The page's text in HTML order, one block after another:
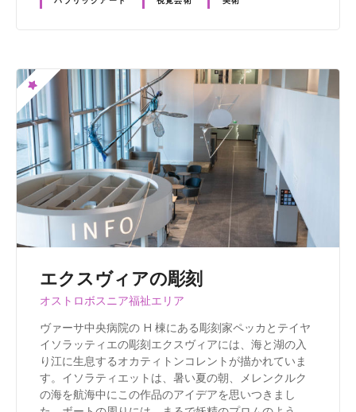
エクスヴィアの彫刻
オストロボスニア福祉エリア
ヴァーサ中央病院の H 棟にある彫刻家ペッカとテイヤ
イソラッティエの彫刻エクスヴィアには、海と湖の入
り江に生息するオカティトンコレントが描かれていま
す。イソラティエットは、暑い夏の朝、メレンクルク
の海を航海中にこの作品のアイデアを思いつきまし